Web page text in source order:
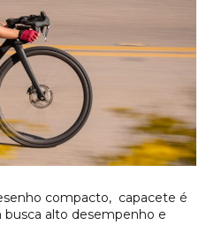
compacto, capacete é
busca alto desempenho e